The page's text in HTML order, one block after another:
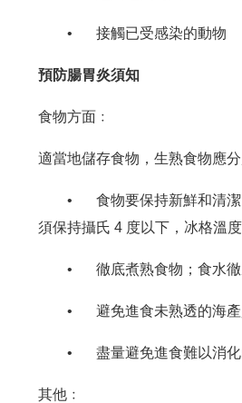
• 接觸已受感染的動物
預防腸胃炎須知
食物方面﹕
適當地儲存食物，生熟食物應
•
食物要保持新鮮和清
須保持攝氏 4 度以下，冰格溫
• 徹底煮熟食物；食水徹
• 避免進食未熟透的海
• 盡量避免進食難以消化
其他﹕